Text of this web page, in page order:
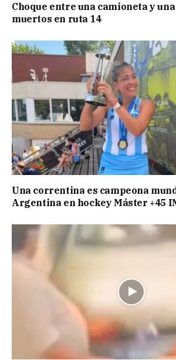
Choque entre una camioneta y
muertos en ruta 14
Una correntina es campeona
Argentina en hockey Máster +45